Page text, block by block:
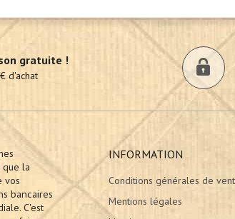
gratuite !
d'achat
que la
vos
bancaires
C'est
INFORMATION
Conditions générales de
Mentions légales